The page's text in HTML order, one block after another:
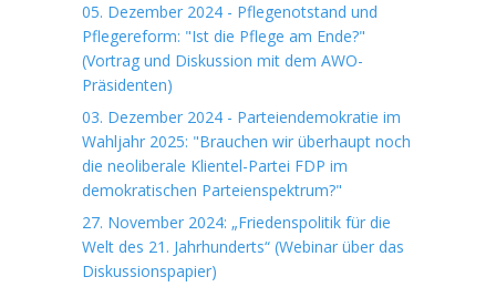
05. Dezember 2024 - Pflegenotstand und
Pflegereform: "Ist die Pflege am Ende?"
(Vortrag und Diskussion mit dem AWO-
Präsidenten)
03. Dezember 2024 - Parteiendemokratie im
Wahljahr 2025: "Brauchen wir überhaupt noch
die neoliberale Klientel-Partei FDP im
demokratischen Parteienspektrum?"
27. November 2024: „Friedenspolitik für die
Welt des 21. Jahrhunderts“ (Webinar über das
Diskussionspapier)